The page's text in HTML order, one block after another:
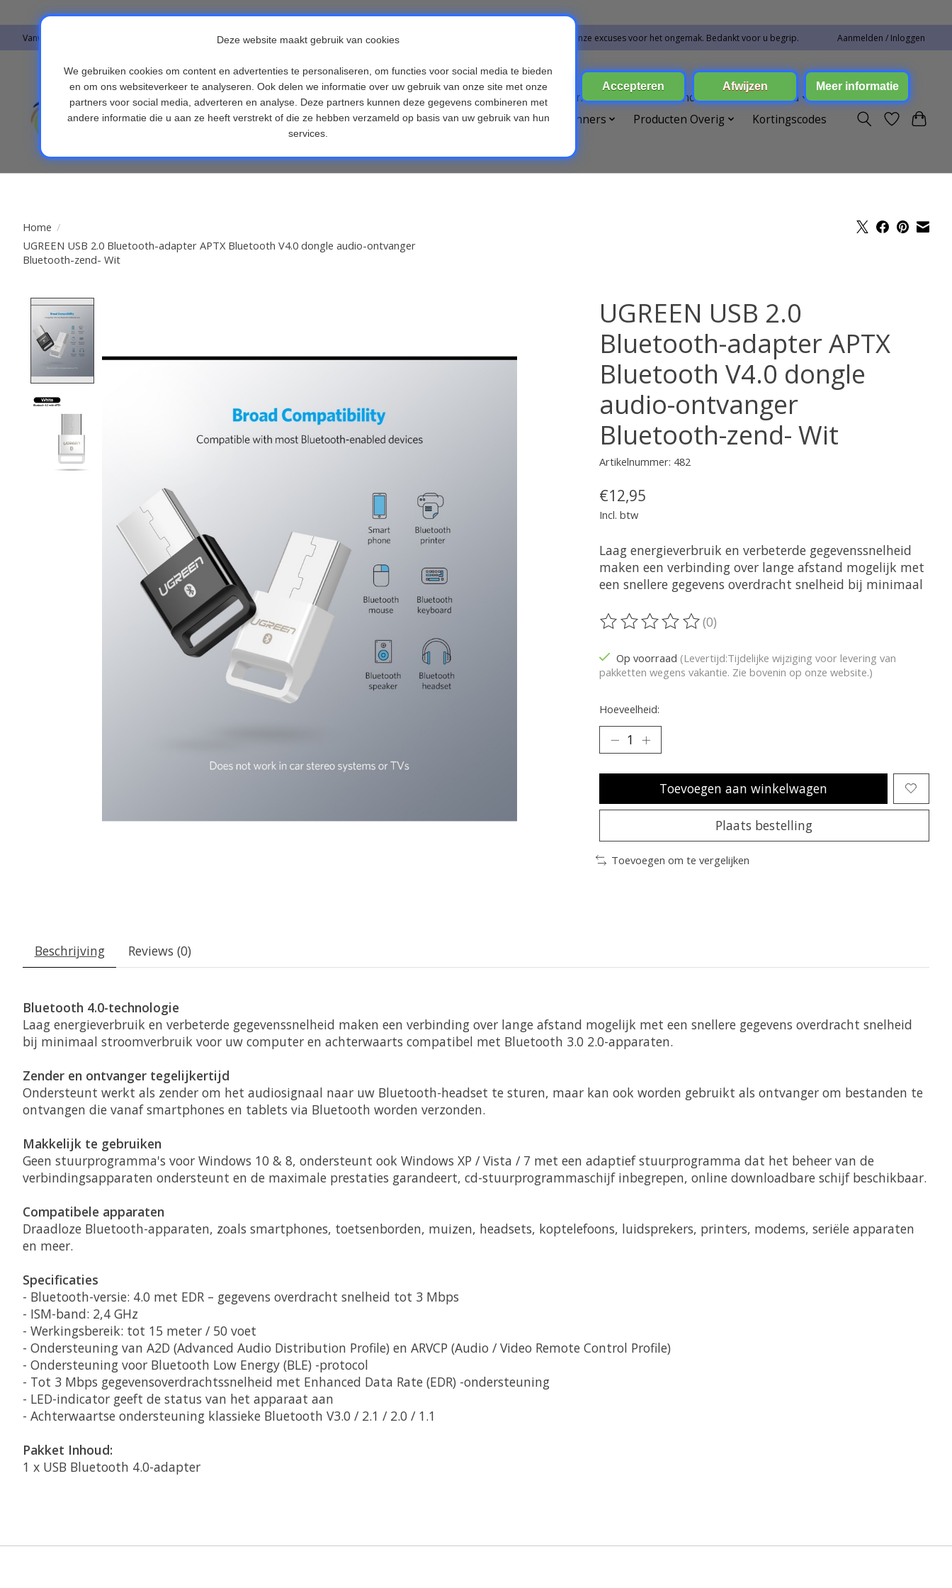
Vanwege vakantie worden er op moment geen pakketjes verstuurd. Alles bestellingen vanaf 09-07-2026 word op 10-08-2026 verzonden. Onze excuses voor het ongemak. Bedankt voor u begrip. Aanmelden / Inloggen
Auto's & Accessoires Broedmachines Computer & Telefoon Dieren Toebehoren
Elektronica
Endoscopen
Fietsverlichting Kinderen & Baby's OBD scanners Producten Overig
Kortingscodes
Home /
UGREEN USB 2.0 Bluetooth-adapter APTX Bluetooth V4.0 dongle audio-ontvanger
Bluetooth-zend- Wit
UGREEN USB 2.0
Bluetooth-adapter APTX
Bluetooth V4.0 dongle
audio-ontvanger
Bluetooth-zend- Wit
Artikelnummer: 482
€12,95
Incl. btw
Laag energieverbruik en verbeterde gegevenssnelheid
maken een verbinding over lange afstand mogelijk met
een snellere gegevens overdracht snelheid bij minimaal
De beoordeling van dit product is
(0)
Op voorraad (Levertijd:Tijdelijke wijziging voor levering van
pakketten wegens vakantie. Zie bovenin op onze website.)
Hoeveelheid:
Toevoegen aan winkelwagen
Plaats bestelling
Toevoegen om te vergelijken
Beschrijving Reviews (0)
Bluetooth 4.0-technologie
Laag energieverbruik en verbeterde gegevenssnelheid maken een verbinding over lange afstand mogelijk met een snellere gegevens overdracht snelheid
bij minimaal stroomverbruik voor uw computer en achterwaarts compatibel met Bluetooth 3.0 2.0-apparaten.
Zender en ontvanger tegelijkertijd
Ondersteunt werkt als zender om het audiosignaal naar uw Bluetooth-headset te sturen, maar kan ook worden gebruikt als ontvanger om bestanden te
ontvangen die vanaf smartphones en tablets via Bluetooth worden verzonden.
Makkelijk te gebruiken
Geen stuurprogramma's voor Windows 10 & 8, ondersteunt ook Windows XP / Vista / 7 met een adaptief stuurprogramma dat het beheer van de
verbindingsapparaten ondersteunt en de maximale prestaties garandeert, cd-stuurprogrammaschijf inbegrepen, online downloadbare schijf beschikbaar.
Compatibele apparaten
Draadloze Bluetooth-apparaten, zoals smartphones, toetsenborden, muizen, headsets, koptelefoons, luidsprekers, printers, modems, seriële apparaten
en meer.
Specificaties
- Bluetooth-versie: 4.0 met EDR – gegevens overdracht snelheid tot 3 Mbps
- ISM-band: 2,4 GHz
- Werkingsbereik: tot 15 meter / 50 voet
- Ondersteuning van A2D (Advanced Audio Distribution Profile) en ARVCP (Audio / Video Remote Control Profile)
- Ondersteuning voor Bluetooth Low Energy (BLE) -protocol
- Tot 3 Mbps gegevensoverdrachtssnelheid met Enhanced Data Rate (EDR) -ondersteuning
- LED-indicator geeft de status van het apparaat aan
- Achterwaartse ondersteuning klassieke Bluetooth V3.0 / 2.1 / 2.0 / 1.1
Pakket Inhoud:
1 x USB Bluetooth 4.0-adapter